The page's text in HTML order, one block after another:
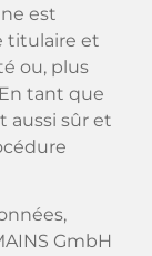
est
titulaire et
ou, plus
tant que
aussi sûr et
GmbH